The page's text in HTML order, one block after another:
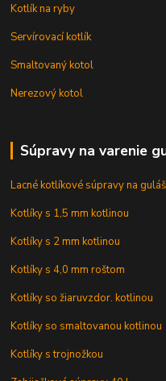
Kotlík na ryby
Servírovací kotlík
Smaltovaný kotol
Nerezový kotol
Súpravy na varenie
Lacné kotlíkové súpravy na guláš
Kotlíky s 1,5 mm kotlinou
Kotlíky s 2 mm kotlinou
Kotlíky s 4,0 mm roštom
Kotlíky so žiaruvzdor. kotlinou
Kotlíky so smaltovanou kotlinou
Kotlíky s trojnožkou